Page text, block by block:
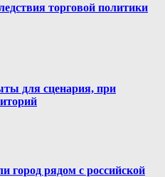
торговой политики
для сценария, при
рядом с российской